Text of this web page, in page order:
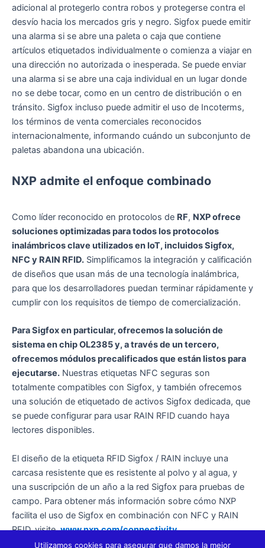
adicional al protegerlo contra robos y protegerse contra el
desvío hacia los mercados gris y negro. Sigfox puede emitir
una alarma si se abre una paleta o caja que contiene
artículos etiquetados individualmente o comienza a viajar en
una dirección no autorizada o inesperada. Se puede enviar
una alarma si se abre una caja individual en un lugar donde
no se debe tocar, como en un centro de distribución o en
tránsito. Sigfox incluso puede admitir el uso de Incoterms,
los términos de venta comerciales reconocidos
internacionalmente, informando cuándo un subconjunto de
paletas abandona una ubicación.
NXP admite el enfoque combinado
Como líder reconocido en protocolos de RF, NXP ofrece
soluciones optimizadas para todos los protocolos
inalámbricos clave utilizados en IoT, incluidos Sigfox,
NFC y RAIN RFID. Simplificamos la integración y calificación
de diseños que usan más de una tecnología inalámbrica,
para que los desarrolladores puedan terminar rápidamente y
cumplir con los requisitos de tiempo de comercialización.
Para Sigfox en particular, ofrecemos la solución de
sistema en chip OL2385 y, a través de un tercero,
ofrecemos módulos precalificados que están listos para
ejecutarse. Nuestras etiquetas NFC seguras son
totalmente compatibles con Sigfox, y también ofrecemos
una solución de etiquetado de activos Sigfox dedicada, que
se puede configurar para usar RAIN RFID cuando haya
lectores disponibles.
El diseño de la etiqueta RFID Sigfox / RAIN incluye una
carcasa resistente que es resistente al polvo y al agua, y
una suscripción de un año a la red Sigfox para pruebas de
campo. Para obtener más información sobre cómo NXP
facilita el uso de Sigfox en combinación con NFC y RAIN
RFID, visitewww.nxp.com/connectivity.
Utilizamos cookies para asegurar que damos la mejor